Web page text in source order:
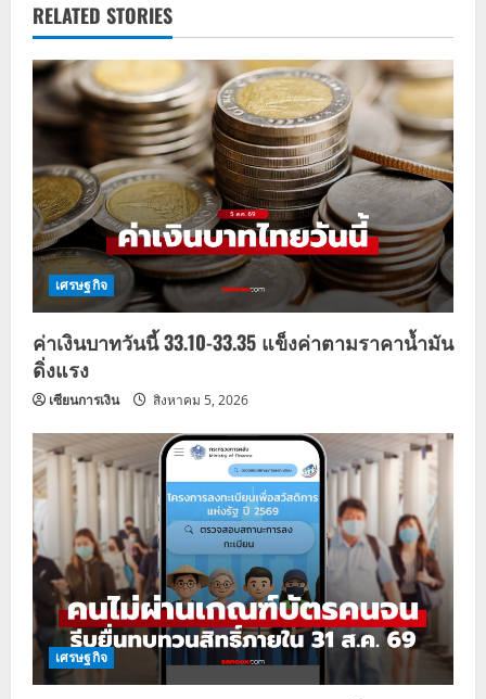
v
i
g
a
t
i
o
n
RELATED STORIES
เศรษฐกิจ
ค่าเงินบาทวันนี้ 33.10-33.35 แข็งค่าตามราคาน้ำมัน
ดิ่งแรง
เซียนการเงิน สิงหาคม 5, 2026
เศรษฐกิจ